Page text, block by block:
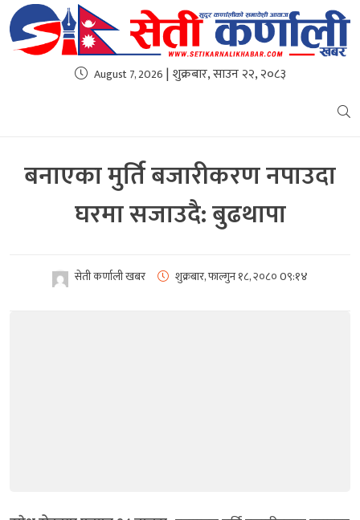
August 7, 2026 | शुक्रबार, साउन २२, २०८३
बनाएका मुर्ति बजारीकरण नपाउदा
घरमा सजाउदै: बुढथापा
सेती कर्णाली खबर शुक्रबार, फाल्गुन १८, २०८०0९:१४